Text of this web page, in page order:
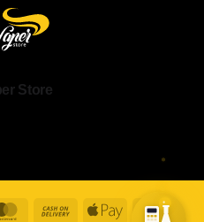
Store
MasterCardCash Apple